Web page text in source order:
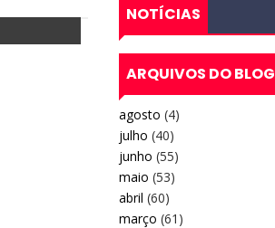
NOTÍCIAS
ARQUIVOS DO BLOG
agosto (4)
julho (40)
junho (55)
maio (53)
abril (60)
março (61)